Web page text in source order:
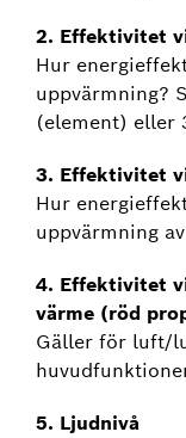
2. Effektivitet
Hur
uppvärmning?
(element) eller
3. Effektivitet
Hur
uppvärmning
4. Effektivitet
värme (röd
Gäller för luft/
5. Ljudnivå